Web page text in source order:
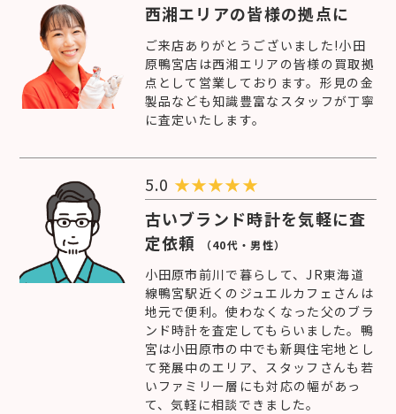
西湘エリアの皆様の拠点に
ご来店ありがとうございました!小田
原鴨宮店は西湘エリアの皆様の買取拠
点として営業しております。形見の金
製品なども知識豊富なスタッフが丁寧
に査定いたします。
5.0 ★★★★★
古いブランド時計を気軽に査
定依頼
（40代・男性）
小田原市前川で暮らして、JR東海道
線鴨宮駅近くのジュエルカフェさんは
地元で便利。使わなくなった父のブラ
ンド時計を査定してもらいました。鴨
宮は小田原市の中でも新興住宅地とし
て発展中のエリア、スタッフさんも若
いファミリー層にも対応の幅があっ
て、気軽に相談できました。